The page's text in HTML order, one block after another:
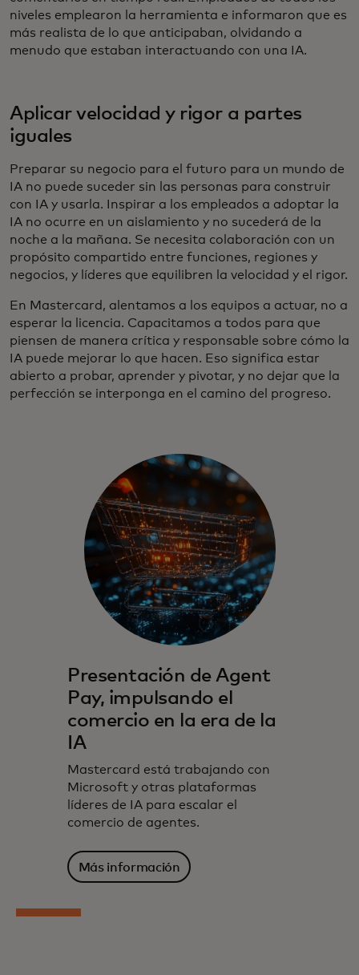
niveles emplearon la herramienta e informaron que es
más realista de lo que anticipaban, olvidando a
menudo que estaban interactuando con una IA.
Aplicar velocidad y rigor a partes
iguales
Preparar su negocio para el futuro para un mundo de
IA no puede suceder sin las personas para construir
con IA y usarla. Inspirar a los empleados a adoptar la
IA no ocurre en un aislamiento y no sucederá de la
noche a la mañana. Se necesita colaboración con un
propósito compartido entre funciones, regiones y
negocios, y líderes que equilibren la velocidad y el rigor.
En Mastercard, alentamos a los equipos a actuar, no a
esperar la licencia. Capacitamos a todos para que
piensen de manera crítica y responsable sobre cómo la
IA puede mejorar lo que hacen. Eso significa estar
abierto a probar, aprender y pivotar, y no dejar que la
perfección se interponga en el camino del progreso.
Presentación de Agent
Pay, impulsando el
comercio en la era de la
IA
Mastercard está trabajando con
Microsoft y otras plataformas
líderes de IA para escalar el
comercio de agentes.
Más información